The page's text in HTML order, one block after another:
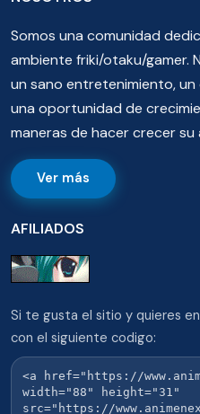
Somos una comunidad
ambiente friki/otaku/gamer.
un sano entretenimiento,
una oportunidad de
maneras de hacer crecer su
Ver más
AFILIADOS
Si te gusta el sitio y quieres
con el siguiente codigo: